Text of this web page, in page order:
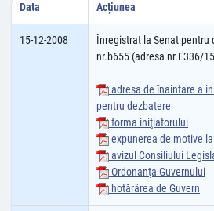
Data Acțiunea
15-12-2008
Înregistrat la Senat pentru
nr.b655 (adresa nr.E336/
adresa de înaintare a
pentru dezbatere
forma iniţiatorului
expunerea de motive
avizul Consiliului
Ordonanţa Guvernului
hotărârea de Guvern